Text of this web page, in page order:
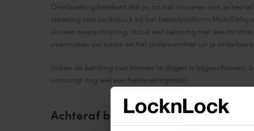
Overboeking betekent dat je, na het invoeren van je
rekening van LocknLock bij het betaalplatform
via een overschrijving. Houd wel rekening met één tot
overmaken uw naam en het ordernummer uit je
Indien de betaling niet binnen 14 dagen is
ontvangt nog wel een herinneringsmail.
Achteraf betalen (extra kosten